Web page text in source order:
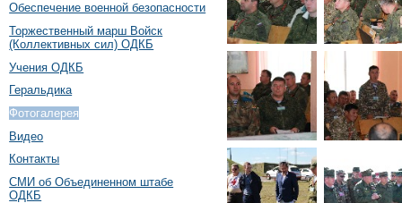
Обеспечение военной безопасности
Торжественный марш Войск
(Коллективных сил) ОДКБ
Учения ОДКБ
Геральдика
Фотогалерея
Видео
Контакты
СМИ об Объединенном штабе
ОДКБ